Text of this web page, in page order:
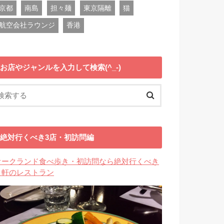
都 南島 担々麺 東京隔離 猫
空会社ラウンジ 香港
お店やジャンルを入力して検索(^_-)
絶対行くべき3店・初訪問編
ークランド食べ歩き・初訪問なら絶対行くべき
軒のレストラン